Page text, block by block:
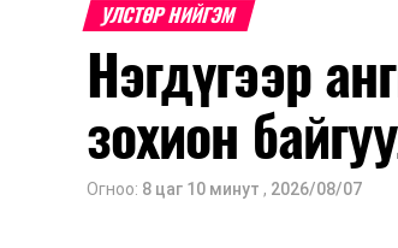
УЛСТӨР НИЙГЭМ
Нэгдүгээр
зохион
Огноо: 8 цаг 10 минут , 2026/08/07